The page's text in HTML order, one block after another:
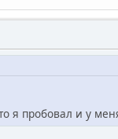
я пробовал и у